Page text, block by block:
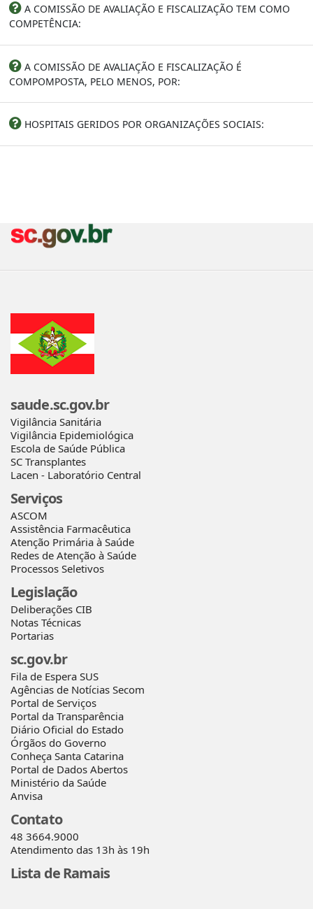
A COMISSÃO DE AVALIAÇÃO E FISCALIZAÇÃO TEM COMO
COMPETÊNCIA:
A COMISSÃO DE AVALIAÇÃO E FISCALIZAÇÃO É
COMPOMPOSTA, PELO MENOS, POR:
HOSPITAIS GERIDOS POR ORGANIZAÇÕES SOCIAIS:
saude.sc.gov.br
Vigilância Sanitária
Vigilância Epidemiológica
Escola de Saúde Pública
SC Transplantes
Lacen - Laboratório Central
Serviços
ASCOM
Assistência Farmacêutica
Atenção Primária à Saúde
Redes de Atenção à Saúde
Processos Seletivos
Legislação
Deliberações CIB
Notas Técnicas
Portarias
sc.gov.br
Fila de Espera SUS
Agências de Notícias Secom
Portal de Serviços
Portal da Transparência
Diário Oficial do Estado
Órgãos do Governo
Conheça Santa Catarina
Portal de Dados Abertos
Ministério da Saúde
Anvisa
Contato
48 3664.9000
Atendimento das 13h às 19h
Lista de Ramais